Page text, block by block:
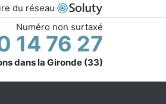
du réseau
Numéro non surtaxé
14 76 27
dans la Gironde (33)